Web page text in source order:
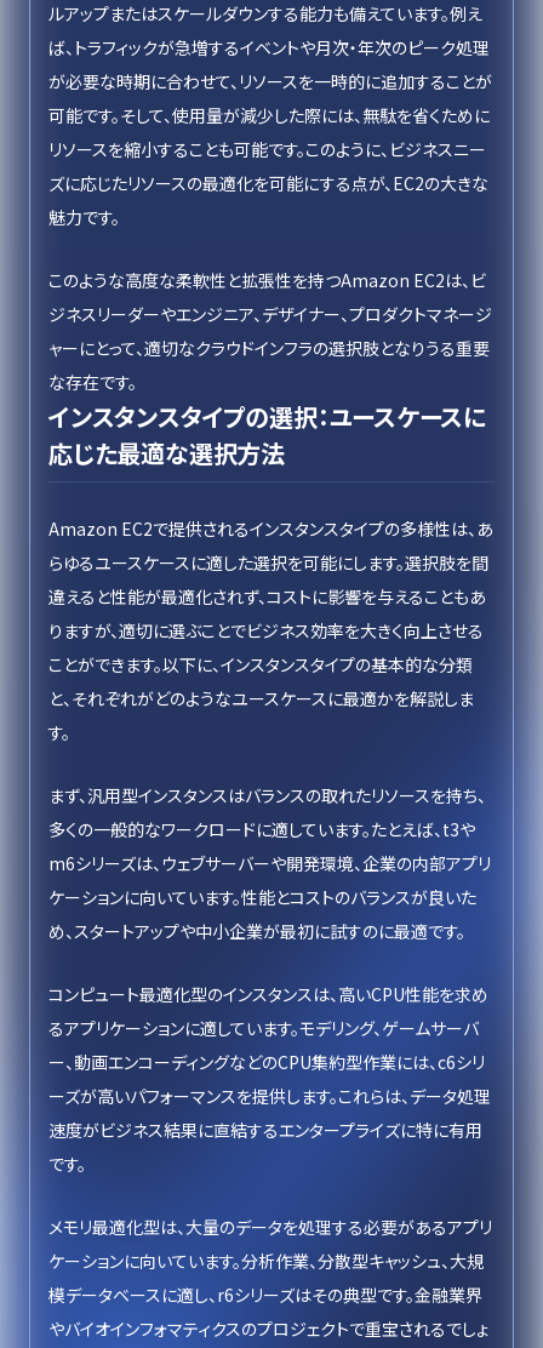
ルアップまたはスケールダウンする能力も備えています。例え
ば、トラフィックが急増するイベントや月次・年次のピーク処理
が必要な時期に合わせて、リソースを一時的に追加することが
可能です。そして、使用量が減少した際には、無駄を省くために
リソースを縮小することも可能です。このように、ビジネスニー
ズに応じたリソースの最適化を可能にする点が、EC2の大きな
魅力です。
このような高度な柔軟性と拡張性を持つAmazon EC2は、ビ
ジネスリーダーやエンジニア、デザイナー、プロダクトマネージ
ャーにとって、適切なクラウドインフラの選択肢となりうる重要
な存在です。
インスタンスタイプの選択：ユースケースに
応じた最適な選択方法
Amazon EC2で提供されるインスタンスタイプの多様性は、あ
らゆるユースケースに適した選択を可能にします。選択肢を間
違えると性能が最適化されず、コストに影響を与えることもあ
りますが、適切に選ぶことでビジネス効率を大きく向上させる
ことができます。以下に、インスタンスタイプの基本的な分類
と、それぞれがどのようなユースケースに最適かを解説しま
す。
まず、汎用型インスタンスはバランスの取れたリソースを持ち、
多くの一般的なワークロードに適しています。たとえば、t3や
m6シリーズは、ウェブサーバーや開発環境、企業の内部アプリ
ケーションに向いています。性能とコストのバランスが良いた
め、スタートアップや中小企業が最初に試すのに最適です。
コンピュート最適化型のインスタンスは、高いCPU性能を求め
るアプリケーションに適しています。モデリング、ゲームサーバ
ー、動画エンコーディングなどのCPU集約型作業には、c6シリ
ーズが高いパフォーマンスを提供します。これらは、データ処理
速度がビジネス結果に直結するエンタープライズに特に有用
です。
メモリ最適化型は、大量のデータを処理する必要があるアプリ
ケーションに向いています。分析作業、分散型キャッシュ、大規
模データベースに適し、r6シリーズはその典型です。金融業界
やバイオインフォマティクスのプロジェクトで重宝されるでしょ